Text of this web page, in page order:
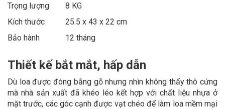
Trọng lượng
8 KG
Kích thước
25.5 x 43 x 22 cm
Bảo hành
12 tháng
Thiết kế bắt mắt, hấp dẫn
Dù loa được đóng bằng gỗ nhưng nhìn không thấy thô cứng
mà nhà sản xuất đã khéo léo kết hợp với chất liệu nhựa ở
mặt trước, các góc cạnh được vạt chéo để làm loa mềm mại